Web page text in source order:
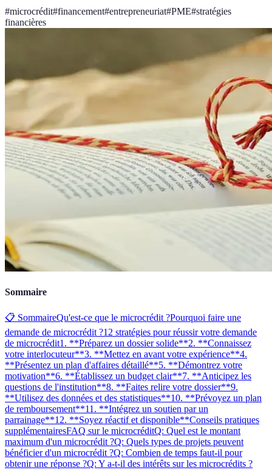
#microcrédit#financement#entrepreneuriat#PME#stratégies
financières
Sommaire
📋 SommaireQu'est-ce que le microcrédit ?Pourquoi faire une
demande de microcrédit ?12 stratégies pour réussir votre demande
de microcrédit1. **Préparez un dossier solide**2. **Connaissez
votre interlocuteur**3. **Mettez en avant votre expérience**4.
**Présentez un plan d'affaires détaillé**5. **Démontrez votre
motivation**6. **Établissez un budget clair**7. **Anticipez les
questions de l'institution**8. **Faites relire votre dossier**9.
**Utilisez des données et des statistiques**10. **Prévoyez un plan
de remboursement**11. **Intégrez un soutien par un
parrainage**12. **Soyez réactif et disponible**Conseils pratiques
supplémentairesFAQ sur le microcréditQ: Quel est le montant
maximum d'un microcrédit ?Q: Quels types de projets peuvent
bénéficier d'un microcrédit ?Q: Combien de temps faut-il pour
obtenir une réponse ?Q: Y a-t-il des intérêts sur les microcrédits ?